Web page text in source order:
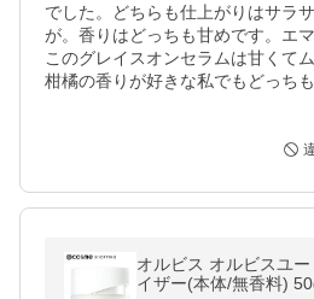
でした。どちらも仕上がりはサラ
が。香りはどっちも甘めです。エ
このグレイスオンセラムは甘くて
柑橘の香りが好きな私でもどっち
オルビス オルビスユ
イザー(本体/無香料)